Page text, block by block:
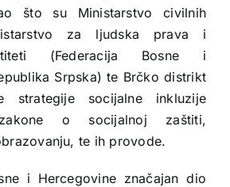
što su Ministarstvo civilnih
za ljudska prava i
(Federacija Bosne i
Srpska) te Brčko distrikt
strategije socijalne inkluzije
zakone o socijalnoj zaštiti,
te ih provode.
i Hercegovine značajan dio